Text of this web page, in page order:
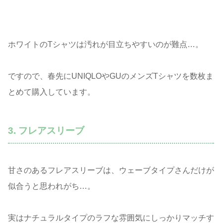
ホワイトのTシャツは汚れが目立ちやすいのが難点…。
ですので、春先にUNIQLOやGUのメンズTシャツを数枚ま
とめて購入しています。
3. フレアスリーブ
甘さのあるフレアスリーブは、ウェーブタイプさんだけが
似合うと思われがち…。
実はナチュラルタイプのラフな雰囲気にしっかりマッチす